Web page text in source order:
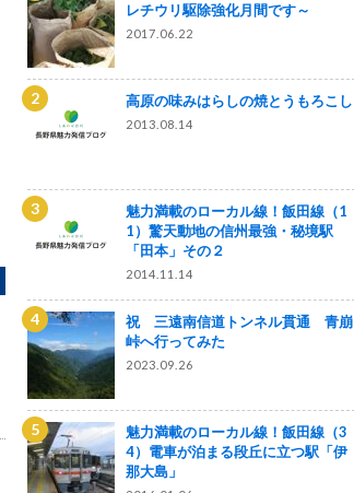
レチウリ駆除強化月間です～
2017.06.22
高原の味みはらしの焼とうもろこし
2013.08.14
魅力満載のローカル線！飯田線（1
1）驚天動地の信州最強・秘境駅
「田本」その２
2014.11.14
祝 三遠南信道トンネル貫通 青崩
峠へ行ってみた
2023.09.26
魅力満載のローカル線！飯田線（3
4）電車が泊まる段丘に立つ駅「伊
那大島」